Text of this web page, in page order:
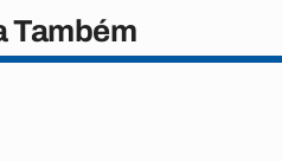
Também